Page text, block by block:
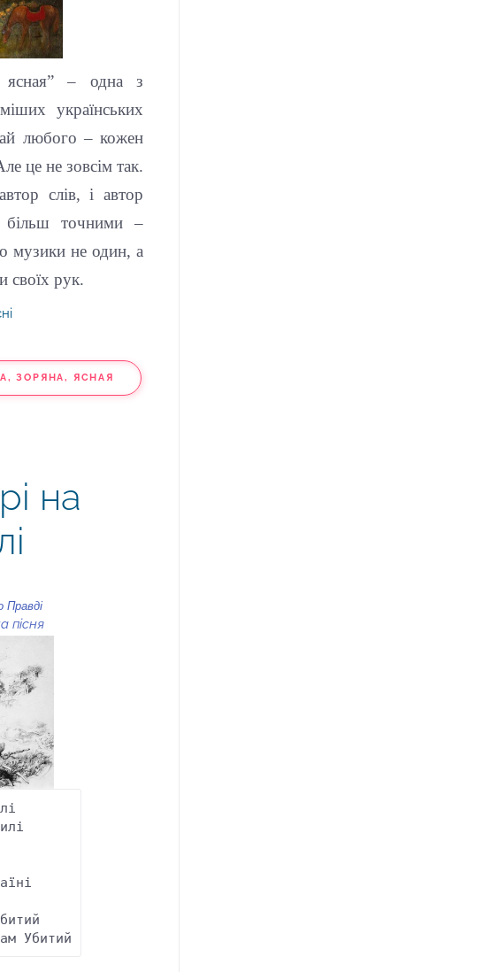
ясная” – одна з
українських
любого – кожен
це не зовсім так.
слів, і автор
точними –
музики не один, а
своїх рук.
ЗОРЯНА, ЯСНАЯ
на
Правді
пісня
Убитий